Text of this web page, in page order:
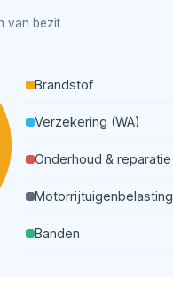
van bezit
Brandstof
Verzekering (WA)
Onderhoud & reparatie
Motorrijtuigenbelasting
Banden